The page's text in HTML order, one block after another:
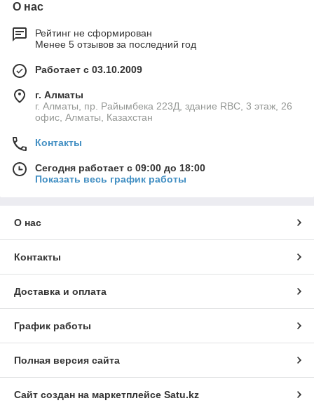
О нас
Рейтинг не сформирован
Менее 5 отзывов за последний год
Работает с 03.10.2009
г. Алматы
г. Алматы, пр. Райымбека 223Д, здание RBC, 3 этаж, 26
офис, Алматы, Казахстан
Контакты
Сегодня работает с 09:00 до 18:00
Показать весь график работы
О нас
Контакты
Доставка и оплата
График работы
Полная версия сайта
Сайт создан на маркетплейсе Satu.kz